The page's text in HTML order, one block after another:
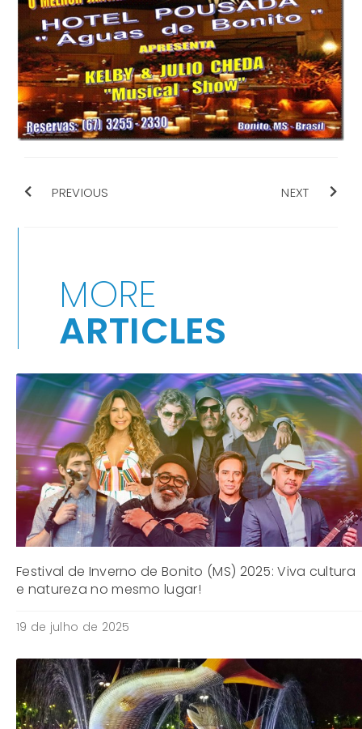
PREVIOUS NEXT
MORE
ARTICLES
Festival de Inverno de Bonito (MS) 2025: Viva cultura
e natureza no mesmo lugar!
19 de julho de 2025